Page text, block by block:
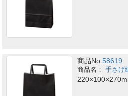
商品No.58619
手さげ